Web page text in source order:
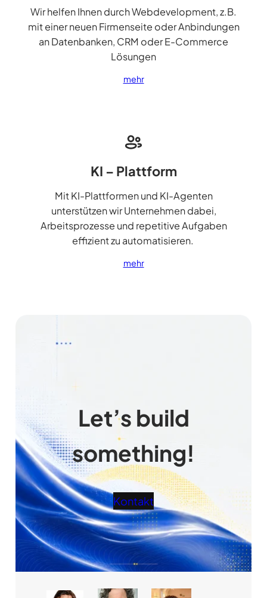
Wir helfen Ihnen durch Webdevelopment, z.B.
mit einer neuen Firmenseite oder Anbindungen
an Datenbanken, CRM oder E-Commerce
Lösungen
mehr
KI – Plattform
Mit KI-Plattformen und KI-Agenten
unterstützen wir Unternehmen dabei,
Arbeitsprozesse und repetitive Aufgaben
effizient zu automatisieren.
mehr
Let’s build
something!
Kontakt